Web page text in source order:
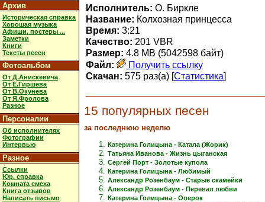
Архив
Историческая справка
Хорошая музыка
Афиши, постеры ...
Заметки
Книги
Тексты песен
Фотоальбом
От Д.Анискевича
От Е.Гиршева
От В.Окунева
От Я.Фролова
Разное
Персоналии
Об исполнителях
Фотографии
Интервью
Разное
Ссылки
Юр. справка
Комната смеха
Книга отзывов
Написать письмо
Исполнитель: О. Биркле
Название: Колхозная принцесса
Время: 3:21
Качество: 201 VBR
Размер: 4.8 MB (5042598 байт)
Файл:
Получить ссылку
Скачан: 575 раз(а) [Статистика]
15 популярных песен
за последнюю неделю
Катерина Голицына - Катала (Жорик)
Татьяна Иванова - Жизнь цыганская
Сергей Порт - Золотые купола
Катерина Голицына - Любимый
Александр Розенбаум - Старые скамейки
Александр Розенбаум - Перевал любви
Катерина Голицына - Оперок